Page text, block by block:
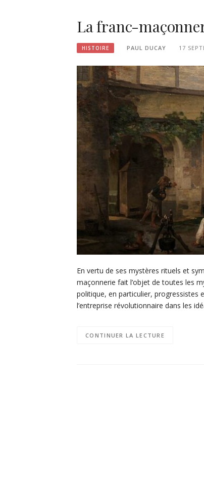
La franc-
HISTOIRE PAUL DUCAY 17
En vertu de ses mystères rituels et
maçonnerie fait l’objet de toutes les
politique, en particulier, progressistes
l’entreprise révolutionnaire dans les
CONTINUER LA LECTURE